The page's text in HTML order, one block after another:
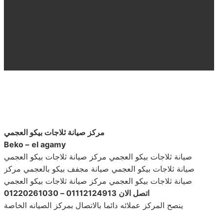
مركز صيانة ثلاجات بيكو العجمي
Beko – el agamy
صيانة ثلاجات بيكو العجمي مركز صيانة ثلاجات بيكو العجمي
صيانة ثلاجات بيكو العجمي صيانة مجفف بيكو بالعجمي مركز
صيانة ثلاجات بيكو العجمي مركز صيانة ثلاجات بيكو العجمي
اتصل الان 01112124913 – 01220261030
ينصح المركز عملائه دائما بالاتصال بمركز الصيانه الخاصة